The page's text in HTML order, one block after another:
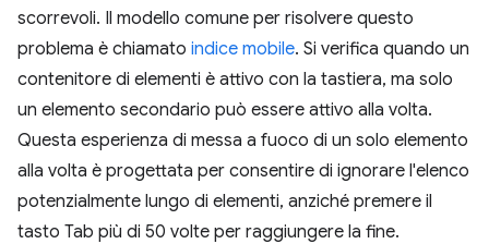
scorrevoli. Il modello comune per risolvere questo
problema è chiamato indice mobile. Si verifica quando un
contenitore di elementi è attivo con la tastiera, ma solo
un elemento secondario può essere attivo alla volta.
Questa esperienza di messa a fuoco di un solo elemento
alla volta è progettata per consentire di ignorare l'elenco
potenzialmente lungo di elementi, anziché premere il
tasto Tab più di 50 volte per raggiungere la fine.